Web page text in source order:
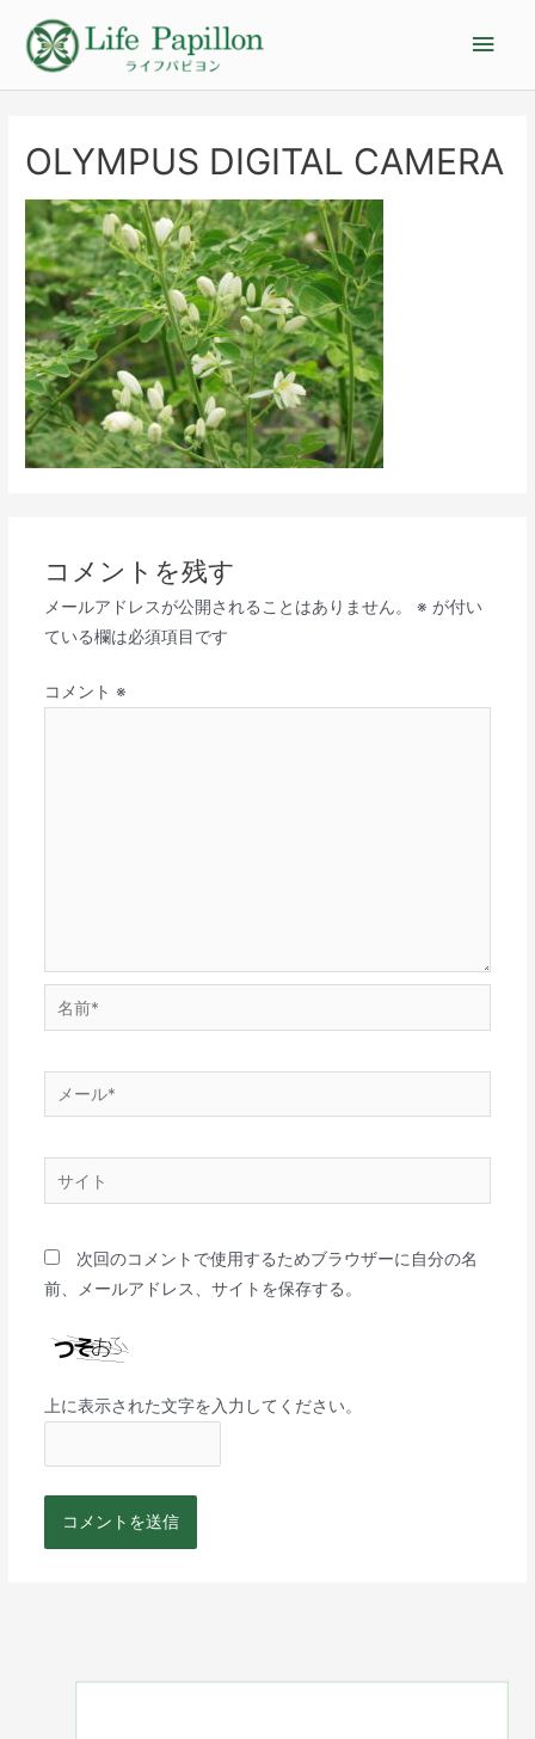
OLYMPUS DIGITAL CAMERA
コメントを残す
メールアドレスが公開されることはありません。 ※ が付い
ている欄は必須項目です
コメント ※
次回のコメントで使用するためブラウザーに自分の名
前、メールアドレス、サイトを保存する。
上に表示された文字を入力してください。